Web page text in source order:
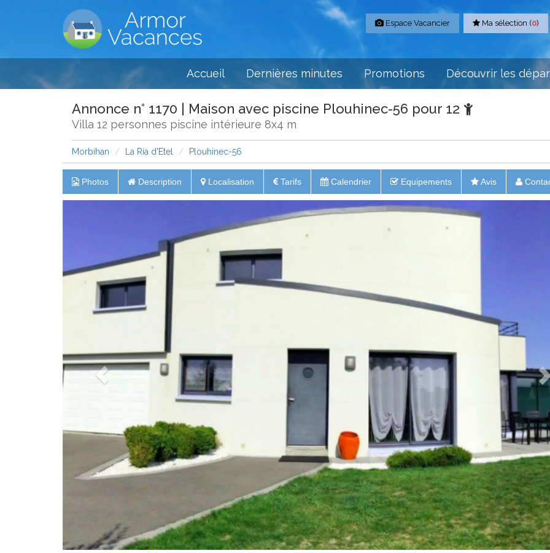
Espace Vacancier Ma sélection (0)
Accueil Dernières minutes Promotions Découvrir les
Annonce n° 1170 | Maison avec piscine Plouhinec-56 pour 12
Villa 12 personnes piscine intérieure 8x4 m
Morbihan La Ria d'Etel Plouhinec-56
Photos Description Localisation Tarifs Calendrier Equipements Avis